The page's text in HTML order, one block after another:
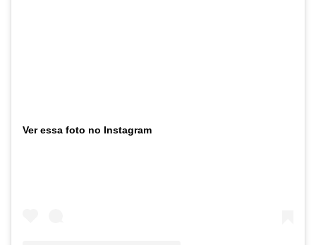
Ver essa foto no Instagram